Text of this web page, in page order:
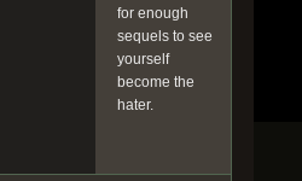
for enough
sequels to see
yourself
become the
hater.